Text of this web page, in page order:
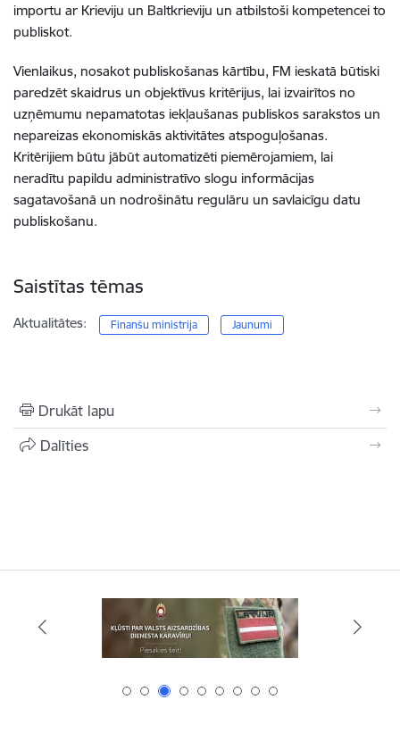
importu ar Krieviju un Baltkrieviju un atbilstoši kompetencei to
publiskot.
Vienlaikus, nosakot publiskošanas kārtību, FM ieskatā būtiski
paredzēt skaidrus un objektīvus kritērijus, lai izvairītos no
uzņēmumu nepamatotas iekļaušanas publiskos sarakstos un
nepareizas ekonomiskās aktivitātes atspoguļošanas.
Kritērijiem būtu jābūt automatizēti piemērojamiem, lai
neradītu papildu administratīvo slogu informācijas
sagatavošanā un nodrošinātu regulāru un savlaicīgu datu
publiskošanu.
Saistītas tēmas
Aktualitātes: Finanšu ministrija Jaunumi
Drukāt lapu
Dalīties